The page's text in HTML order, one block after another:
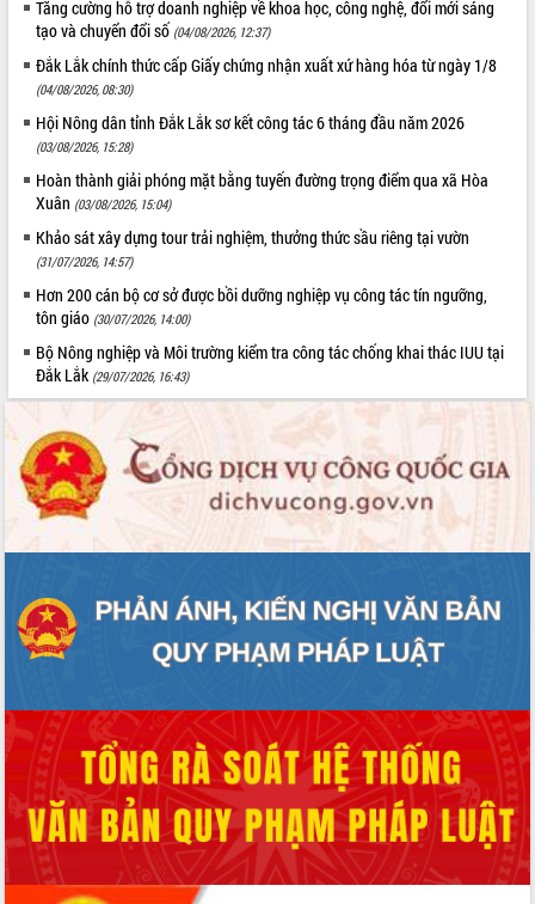
hoạch tỉnh thời kỳ 2021-2030
Hội thảo góp ý hồ sơ điều chỉnh quy
hoạch tỉnh Đắk Lắk thời kỳ 2021-2030,
tầm nhìn đến năm 2050
Nâng cao hiệu quả hoạt động của các
doanh nghiệp nhà nước
Hội nghị triển khai kết nối mạng
truyền số liệu chuyên dùng phục vụ cơ
quan Đảng, Nhà nước
Lễ phát động chuỗi hoạt động chung
tay làm sạch môi trường
Xã Ea Kar bước chuyển mình trong
công tác cải cách hành chính mô hình
mới
UBND tỉnh họp báo định kỳ tháng 4
Hội thảo khoa học “Giải pháp thúc đẩy
phát triển nền kinh tế xanh tại tỉnh
Đắk Lắk”
Tăng cường giám sát, đôn đốc thực
hiện nhiệm vụ quản lý tài sản công
Tháo gỡ những vướng mắc, đẩy mạnh
công tác cải cách thủ tục hành chính
tại Trung tâm Phục vụ hành chính
Đắk Lắk: Tôn vinh 46 giải pháp tại Hội
thi Sáng tạo Kỹ thuật 2024 - 2025
Đắk Lắk rà soát, điều chỉnh Đề án 190
về phát triển nuôi trồng thủy sản
Phó Chủ tịch UBND tỉnh Đắk Lắk
Trương Công Thái kiểm tra thực địa
Dự án cao tốc Khánh Hòa - Buôn Ma
Thuột
Tăng cường hỗ trợ doanh nghiệp về khoa học, công nghệ, đổi mới sáng
tạo và chuyển đổi số (04/08/2026, 12:37)
Đắk Lắk chính thức cấp Giấy chứng nhận xuất xứ hàng hóa từ ngày 1/8
(04/08/2026, 08:30)
Hội Nông dân tỉnh Đắk Lắk sơ kết công tác 6 tháng đầu năm 2026
(03/08/2026, 15:28)
Hoàn thành giải phóng mặt bằng tuyến đường trọng điểm qua xã Hòa
Xuân (03/08/2026, 15:04)
Khảo sát xây dựng tour trải nghiệm, thưởng thức sầu riêng tại vườn
(31/07/2026, 14:57)
Hơn 200 cán bộ cơ sở được bồi dưỡng nghiệp vụ công tác tín ngưỡng,
tôn giáo (30/07/2026, 14:00)
Bộ Nông nghiệp và Môi trường kiểm tra công tác chống khai thác IUU tại
Đắk Lắk (29/07/2026, 16:43)